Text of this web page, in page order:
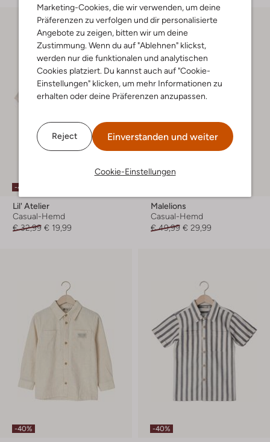
Marketing-Cookies, die wir verwenden, um deine
Präferenzen zu verfolgen und dir personalisierte
Angebote zu zeigen, bitten wir um deine
Zustimmung. Wenn du auf "Ablehnen" klickst,
werden nur die funktionalen und analytischen
Cookies platziert. Du kannst auch auf "Cookie-
Einstellungen" klicken, um mehr Informationen zu
erhalten oder deine Präferenzen anzupassen.
Reject Einverstanden und weiter
Cookie-Einstellungen
-40%
Lil' Atelier
Casual-Hemd
€ 32,99 € 19,99
Malelions
Casual-Hemd
€ 49,99 € 29,99
-40% -40%